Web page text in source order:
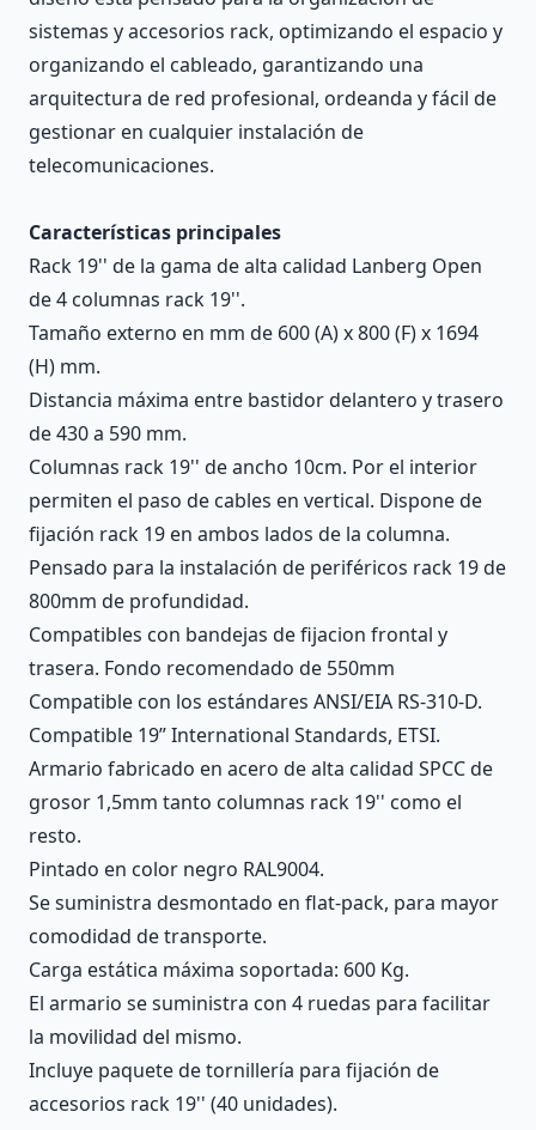
sistemas y accesorios rack, optimizando el espacio y
organizando el cableado, garantizando una
arquitectura de red profesional, ordeanda y fácil de
gestionar en cualquier instalación de
telecomunicaciones.
Características principales
Rack 19'' de la gama de alta calidad Lanberg Open
de 4 columnas rack 19''.
Tamaño externo en mm de 600 (A) x 800 (F) x 1694
(H) mm.
Distancia máxima entre bastidor delantero y trasero
de 430 a 590 mm.
Columnas rack 19'' de ancho 10cm. Por el interior
permiten el paso de cables en vertical. Dispone de
fijación rack 19 en ambos lados de la columna.
Pensado para la instalación de periféricos rack 19 de
800mm de profundidad.
Compatibles con bandejas de fijacion frontal y
trasera. Fondo recomendado de 550mm
Compatible con los estándares ANSI/EIA RS-310-D.
Compatible 19” International Standards, ETSI.
Armario fabricado en acero de alta calidad SPCC de
grosor 1,5mm tanto columnas rack 19'' como el
resto.
Pintado en color negro RAL9004.
Se suministra desmontado en flat-pack, para mayor
comodidad de transporte.
Carga estática máxima soportada: 600 Kg.
El armario se suministra con 4 ruedas para facilitar
la movilidad del mismo.
Incluye paquete de tornillería para fijación de
accesorios rack 19'' (40 unidades).